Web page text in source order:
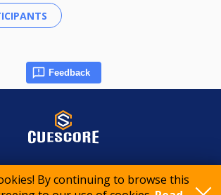
By continuing to browse this
Feedback
2026 CueScore International